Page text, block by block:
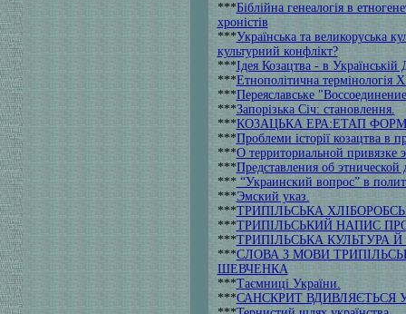
***Біблійна генеалогія в
хроністів
***Українська та великоруська
культурний конфлікт?
***Ідея Козацтва - в Українській
***Етнополітична термінологія
***Переяславське
***Запорізька Січ: становлення.
***КОЗАЦЬКА ЕРА:ЕТАП
***Проблеми історії козацтва в
***О территориальной привязке
***Представления об
***“Украинский вопрос” в
***Эмский указ.
***ТРИПІЛЬСЬКА
***ТРИПІЛЬСЬКИЙ НАПИС
***ТРИПІЛЬСЬКА КУЛЬТУРА
***СЛОВА З МОВИ
ШЕВЧЕНКА
***Таємниці України.
***САНСКРИТ ВДИВЛЯЄТЬСЯ